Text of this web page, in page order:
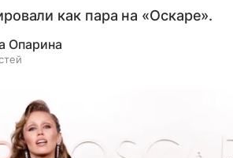
как пара на «Оскаре».
Опарина